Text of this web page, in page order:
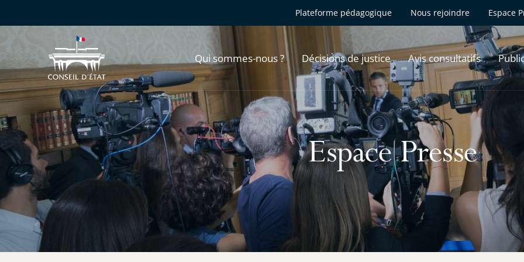
Plateforme pédagogique Nous rejoindre Espace
Qui sommes-nous ? Décisions de justice Avis consultatifs
Espace Presse